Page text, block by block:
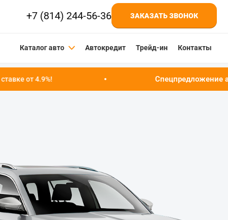
+7 (814) 244-56-36 ЗАКАЗАТЬ ЗВОНОК
Каталог авто Автокредит Трейд-ин Контакты
Спецпредложение августа!